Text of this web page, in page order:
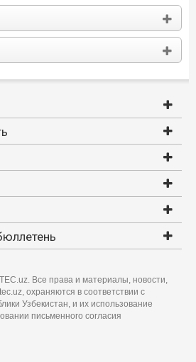
Все права и материалы, новости,
охраняются в соответствии с
Узбекистан, и их использование
письменного согласия